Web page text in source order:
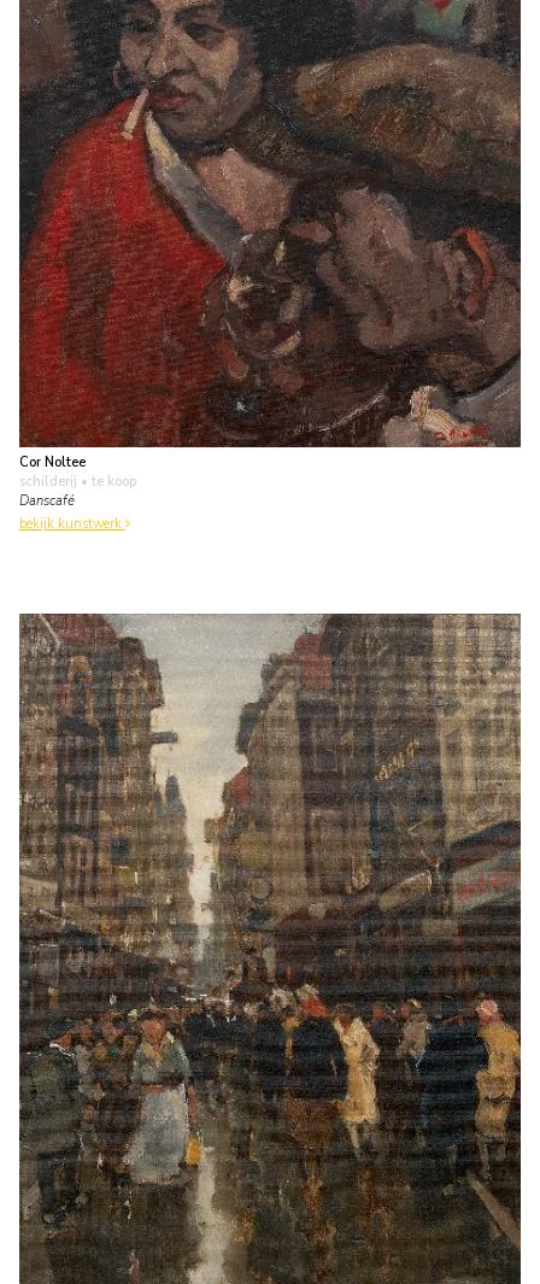
Cor Noltee
schilderij • te koop
Danscafé
bekijk kunstwerk